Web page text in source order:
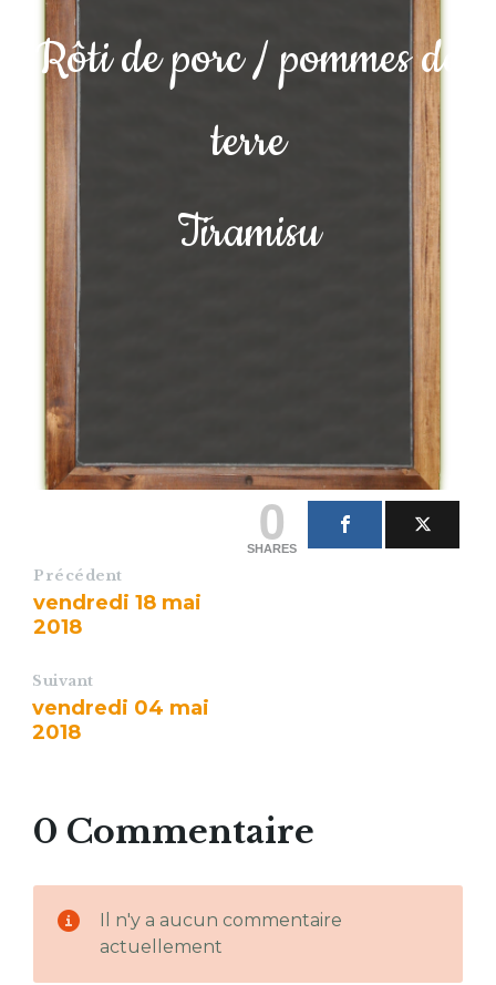
Rôti de porc / pommes de
terre
Tiramisu
0
SHARES
Précédent
vendredi 18 mai
2018
Suivant
vendredi 04 mai
2018
0 Commentaire
Il n'y a aucun commentaire
actuellement